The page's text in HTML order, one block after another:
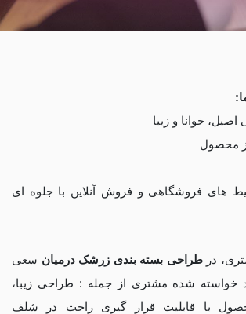
اصیل، خوانا و زیبا
محصول
های فروشگاهی و فروش آنلاین با جلوه ای
درطراحی بسته بندی زرشک درمیان سعی
خواسته شده مشتری از جمله : طراحی زیبا،
با قابلیت قرار گیری راحت در شلف